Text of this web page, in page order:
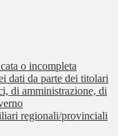
o incompleta
dati da parte dei titolari
di amministrazione, di
regionali/provinciali